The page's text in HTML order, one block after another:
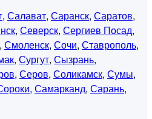
, Салават, Саранск, Саратов,
, Северск, Сергиев Посад,
, Смоленск, Сочи, Ставрополь,
, Сургут, Сызрань,
, Серов, Соликамск, Сумы,
, Самарканд, Сарань,